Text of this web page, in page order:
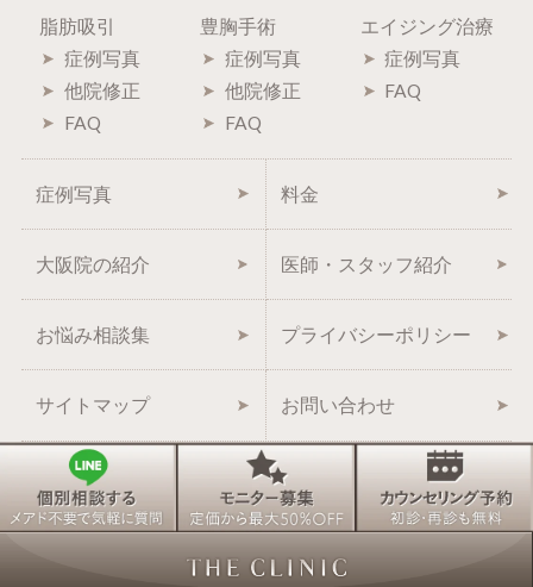
脂肪吸引
症例写真
他院修正
FAQ
豊胸手術
症例写真
他院修正
FAQ
エイジング治療
症例写真
FAQ
症例写真 料金
大阪院の紹介 医師・スタッフ紹介
お悩み相談集 プライバシーポリシー
サイトマップ お問い合わせ